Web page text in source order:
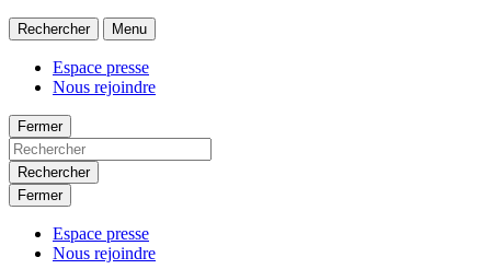
Rechercher Menu
Espace presse
Nous rejoindre
Fermer
Rechercher
Fermer
Espace presse
Nous rejoindre